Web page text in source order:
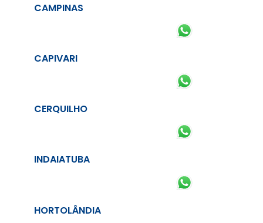
CAMPINAS
CAPIVARI
CERQUILHO
INDAIATUBA
HORTOLÂNDIA